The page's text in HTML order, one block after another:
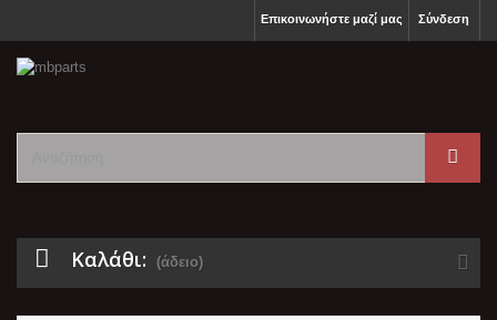
Σύνδεση
Επικοινωνήστε μαζί μας
Καλάθι: (άδειο)